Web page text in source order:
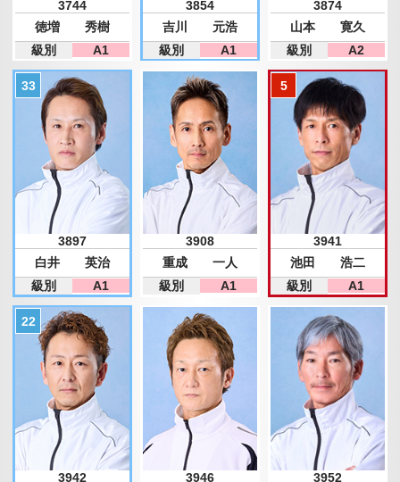
3744
徳増 秀樹
級別
A1
3854
吉川 元浩
級別
A1
3874
山本 寛久
級別
A2
3897
白井 英治
級別
A1
3908
重成 一人
級別
A1
3941
池田 浩二
級別
A1
3942
3946
3952